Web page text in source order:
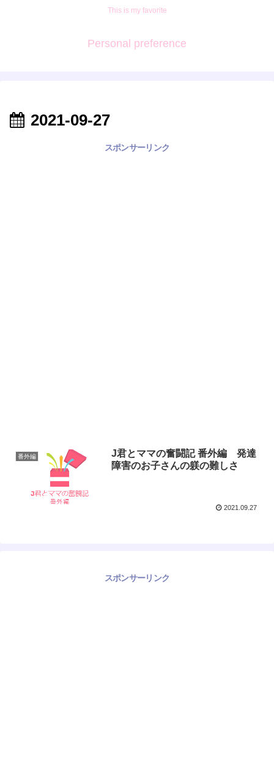
This is my favorite
Personal preference
2021-09-27
スポンサーリンク
番外編
J君とママの奮闘記 番外編 発達
障害のお子さんの躾の難しさ
2021.09.27
スポンサーリンク